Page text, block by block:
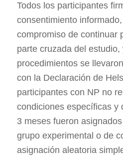
Todos los participantes
consentimiento
compromiso de continuar
parte cruzada del estudio,
procedimientos se
con la Declaración de
participantes con NP no
condiciones específicas y
3 meses fueron
grupo experimental o de
asignación aleatoria